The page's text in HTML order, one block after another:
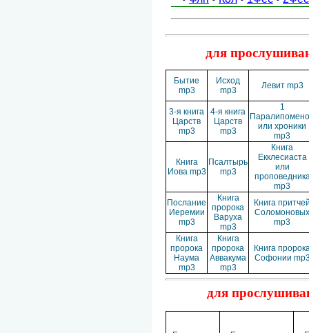
для
Бытие
mp3
Исход
mp3
Левит mp3
3-я книга
Царств
mp3
4-я книга
Царств
mp3
1
или хроники
mp3
Книга
Иова mp3
Псалтырь
mp3
Книга
Екклесиаста
или
mp3
Послание
Иеремии
mp3
Книга
пророка
Варуха
mp3
Книга
Соломоновых
mp3
Книга
пророка
Наума
mp3
Книга
пророка
Аввакума
mp3
Книга
Софонии
для